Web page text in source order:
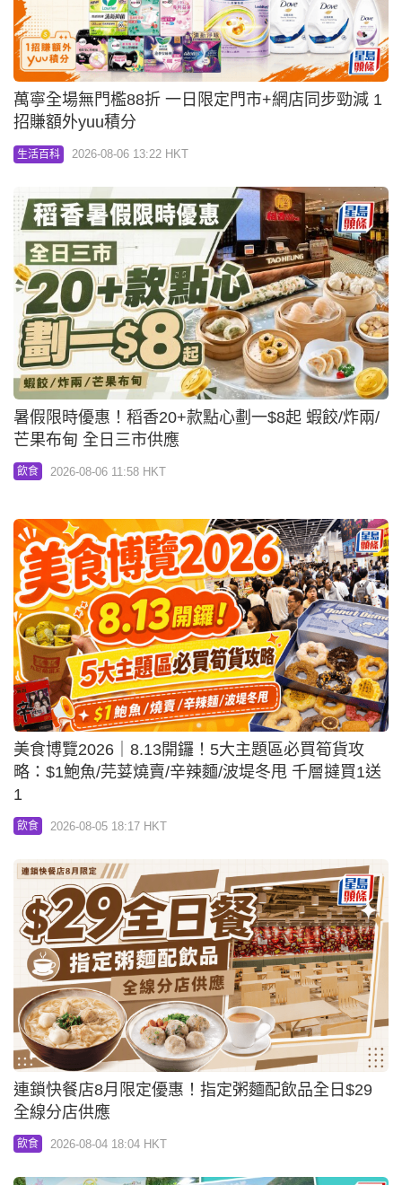
萬寧全場無門檻88折 一日限定門市+網店同步勁減 1
招賺額外yuu積分
生活百科 2026-08-06 13:22 HKT
暑假限時優惠！稻香20+款點心劃一$8起 蝦餃/炸兩/
芒果布甸 全日三市供應
飲食 2026-08-06 11:58 HKT
美食博覽2026｜8.13開鑼！5大主題區必買筍貨攻
略：$1鮑魚/芫荽燒賣/辛辣麵/波堤冬甩 千層撻買1送
1
飲食 2026-08-05 18:17 HKT
連鎖快餐店8月限定優惠！指定粥麵配飲品全日$29
全線分店供應
飲食 2026-08-04 18:04 HKT